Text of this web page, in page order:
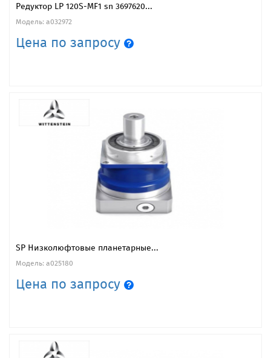
Редуктор LP 120S-MF1 sn 3697620...
Модель: a032972
Цена по запросу
SP Низколюфтовые планетарные...
Модель: a025180
Цена по запросу